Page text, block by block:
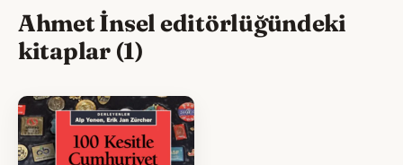
Ahmet İnsel editörlüğündeki
kitaplar (1)